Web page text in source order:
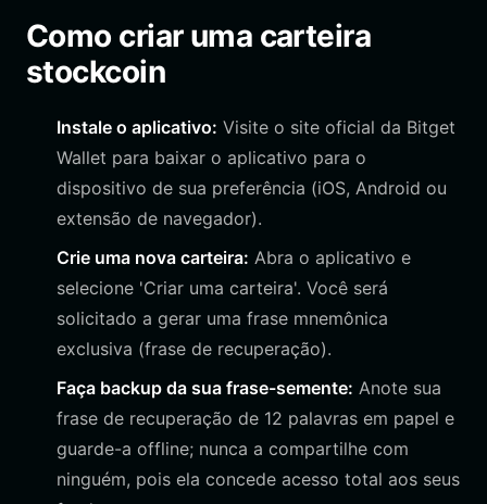
Como criar uma carteira
stockcoin
Instale o aplicativo: Visite o site oficial da Bitget
Wallet para baixar o aplicativo para o
dispositivo de sua preferência (iOS, Android ou
extensão de navegador).
Crie uma nova carteira: Abra o aplicativo e
selecione 'Criar uma carteira'. Você será
solicitado a gerar uma frase mnemônica
exclusiva (frase de recuperação).
Faça backup da sua frase-semente: Anote sua
frase de recuperação de 12 palavras em papel e
guarde-a offline; nunca a compartilhe com
ninguém, pois ela concede acesso total aos seus